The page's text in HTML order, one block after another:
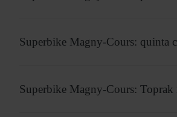
Superbike Magny-Cours: quinta
Superbike Magny-Cours: Toprak